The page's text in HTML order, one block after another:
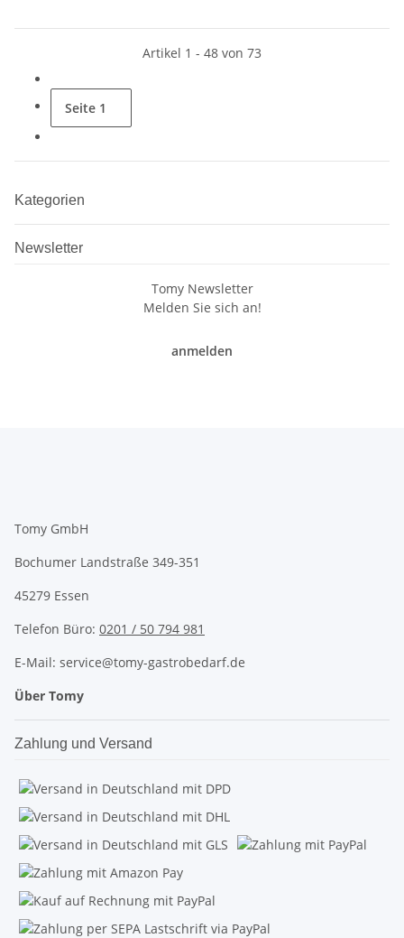
Artikel 1 - 48 von 73
Seite 1
Kategorien
Newsletter
Tomy Newsletter
Melden Sie sich an!
anmelden
Tomy GmbH
Bochumer Landstraße 349-351
45279 Essen
Telefon Büro: 0201 / 50 794 981
E-Mail: service@tomy-gastrobedarf.de
Über Tomy
Zahlung und Versand